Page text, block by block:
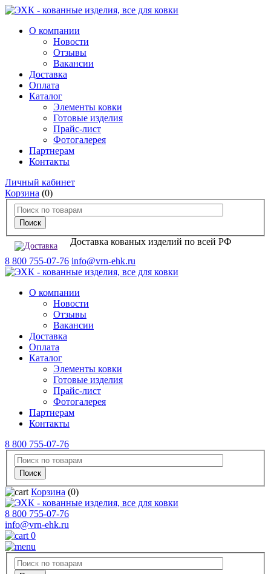
О компании
Новости
Отзывы
Вакансии
Доставка
Оплата
Каталог
Элементы ковки
Готовые изделия
Прайс-лист
Фотогалерея
Партнерам
Контакты
Личный кабинет
Корзина (0)
Доставка кованых изделий по всей РФ
8 800 755-07-76 info@vrn-ehk.ru
О компании
Новости
Отзывы
Вакансии
Доставка
Оплата
Каталог
Элементы ковки
Готовые изделия
Прайс-лист
Фотогалерея
Партнерам
Контакты
8 800 755-07-76
Корзина (0)
8 800 755-07-76
info@vrn-ehk.ru
0